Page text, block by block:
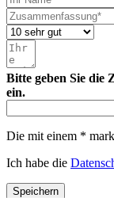
Bitte geben Sie die
ein.
Die mit einem *
Ich habe die
Speichern